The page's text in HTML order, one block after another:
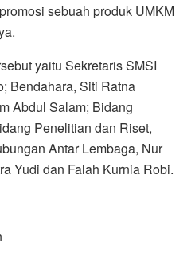
sebuah produk UMKM
yaitu Sekretaris SMSI
Bendahara, Siti Ratna
Abdul Salam; Bidang
Penelitian dan Riset,
Antar Lembaga, Nur
Yudi dan Falah Kurnia Robi.